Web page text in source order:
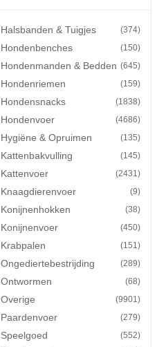
Halsbanden & Tuigjes (374)
Hondenbenches (150)
Hondenmanden & Bedden (645)
Hondenriemen (159)
Hondensnacks (1838)
Hondenvoer (4686)
Hygiëne & Opruimen (135)
Kattenbakvulling (145)
Kattenvoer (2431)
Knaagdierenvoer (9)
Konijnenhokken (38)
Konijnenvoer (450)
Krabpalen (151)
Ongediertebestrijding (289)
Ontwormen (68)
Overige (9901)
Paardenvoer (279)
Speelgoed (552)